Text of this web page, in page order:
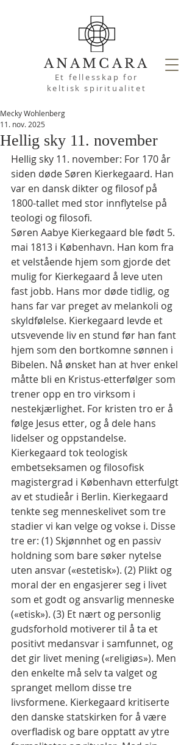
ANAMCARA
Et fellesskap for
keltisk spiritualitet
Hellig sky 11. november
Mecky Wohlenberg
11. nov. 2025
Hellig sky 11. november: For 170 år
siden døde Søren Kierkegaard. Han
var en dansk dikter og filosof på
1800-tallet med stor innflytelse på
teologi og filosofi.
Søren Aabye Kierkegaard ble født 5.
mai 1813 i København. Han kom fra
et velstående hjem som gjorde det
mulig for Kierkegaard å leve uten
fast jobb. Hans mor døde tidlig, og
hans far var preget av melankoli og
skyldfølelse. Kierkegaard levde et
utsvevende liv en stund før han fant
hjem som den bortkomne sønnen i
Bibelen. Nå ønsket han at hver enkel
måtte bli en Kristus-etterfølger som
trener opp en tro virksom i
nestekjærlighet. For kristen tro er å
følge Jesus etter, og å dele hans
lidelser og oppstandelse.
Kierkegaard tok teologisk
embetseksamen og filosofisk
magistergrad i København etterfulgt
av et studieår i Berlin. Kierkegaard
tenkte seg menneskelivet som tre
stadier vi kan velge og vokse i. Disse
tre er: (1) Skjønnhet og en passiv
holdning som bare søker nytelse
uten ansvar («estetisk»). (2) Plikt og
moral der en engasjerer seg i livet
som et godt og ansvarlig menneske
(«etisk»). (3) Et nært og personlig
gudsforhold motiverer til å ta et
positivt medansvar i samfunnet, og
det gir livet mening («religiøs»). Men
den enkelte må selv ta valget og
spranget mellom disse tre
livsformene. Kierkegaard kritiserte
den danske statskirken for å være
overfladisk og bare opptatt av ytre